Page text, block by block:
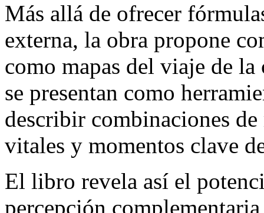
Más allá de ofrecer
externa, la obra propone
como mapas del viaje de
se presentan como
describir combinaciones
vitales y momentos clave
El libro revela así el
percepción